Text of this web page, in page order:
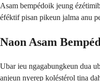
Asam bempédoik jeung
éféktif pisan pikeun jalma anu
Naon Asam
Ubar ieu ngagabungkeun dua
anjeun nyerep koléstérol tina